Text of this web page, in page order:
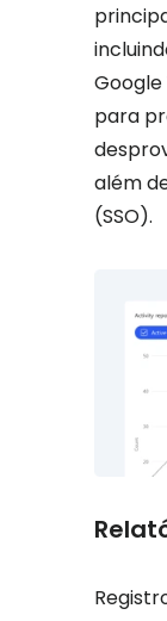
Google
para
além
(SSO).